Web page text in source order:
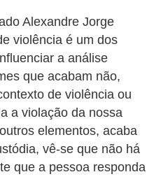
Alexandre Jorge
violência é um dos
a análise
que acabam não,
de violência ou
a violação da nossa
elementos, acaba
vê-se que não há
que a pessoa responda